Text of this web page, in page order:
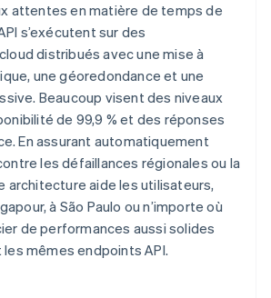
attentes en matière de temps de
s’exécutent sur des
distribués avec une mise à
une géoredondance et une
Beaucoup visent des niveaux
de 99,9 % et des réponses
En assurant automatiquement
les défaillances régionales ou la
architecture aide les utilisateurs,
à São Paulo ou n’importe où
de performances aussi solides
les mêmes endpoints API.